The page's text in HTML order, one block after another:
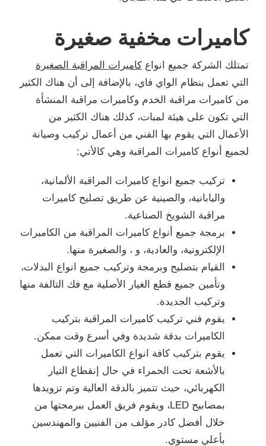
كاميرات مخفية صغيرة
تمتلك الشركة جميع انواع كاميرات المراقبة الصغيرة
التي تعمل بنظام الواي فاي، بالإضافة إلى أن هناك الكثير
من كاميرات مراقبة الخدم وكاميرات مراقبة المنشأة
التي تكون على هيئة لمبات، كذلك هناك الكثير من
الأعمال التي يقوم بها الفني من أعمال تركيب وصيانة
لجميع أنواع كاميرات المراقبة وهي كالأتي:
تركيب جميع انواع كاميرات المراقبة الألمانية،
واليابانية، والصينية عن طريق تصليح كاميرات
مراقبة الشويخ الصناعية.
برمجة جميع أنواع كاميرات المراقبة من الكاميرات
الإلكترونية، والعادية، و ، والصغيرة منها.
القيام بتصليح وبرمجة وتركيب جميع انواع البدلات،
وتأمين جميع قطع الغيار الأصلية مع فك التالفة منها
وتركيب الجديدة.
يقوم فني تركيب كاميرات المراقبة بتركيب
الكاميرات بدقة شديدة وفي أسرع وقت ممكن.
يقوم بتركيب كافة انواع الكاميرات التي تعمل
بالأشعة تحت الحمراء في حال إنقطاع التيار
الكهربائي، حيث تتميز بالدقة العالية وتم تزويدها
بمصابيح LED، ويقوم فريق العمل ببرمجتها من
خلال أفضل كادر مؤلف من الفنيين والمهندسين
بأعلي مستوي.